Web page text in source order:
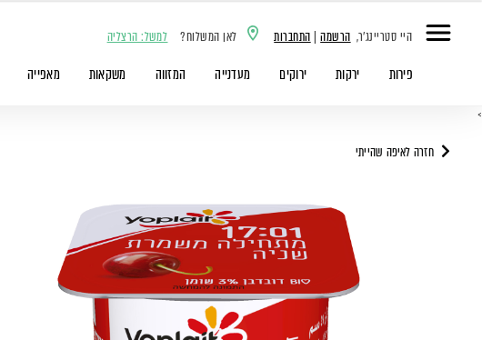
היי סטריינג'ר, הרשמה| התחברות לאן המשלוח? למשל: הרצליה
פירות ירקות ירוקים מעדנייה המזווה משקאות מאפייה
>
חזרה לאיפה שהייתי